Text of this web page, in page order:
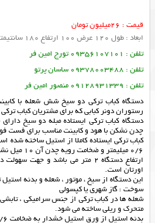
قیمت : 26میلیون تومان
ابعاد : طول 120 عرض 100 ارتفاع 180 سانتیمتر
تلفن : 09356107101 تورج امین فر
تلفن : 09378003488 ساسان پرتو
تلفن : 09128931339 منصور امین فر
دستگاه کباب ترکی دو سیخ شش شعله با
رستوران دونر کبابی که برای مشتریان کباب
دستگاه کباب ترکی ایستاده مبله دو سیخ
چدن نشکن با هود و کابینت مناسب برای فست
کباب ترکی ایستاده کاملا از استیل ساخته
0/6 میلیمتر و ضخامت رویه چدن آن 10 میل نشکن است.
ارتفاع دستگاه 2 متر می باشد و
اورتان است.
این دستگاه از سیخ ، موتور ، شعله و بدنه
سوخت : گاز شهری یا کپسولی
شعله ها در کباب ترکی از جنس سرامیکی ،
متحرک و ریلی ساخته می شود.
بدنه استیل از ورق استیل خشدار به ضخامت 0/6 میلیمتر